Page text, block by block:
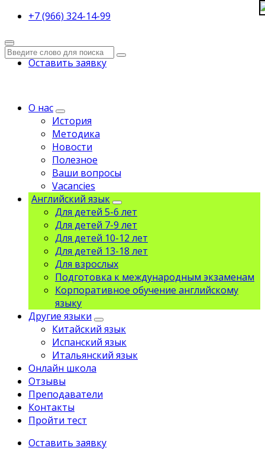
+7 (966) 324-14-99
Оставить заявку
О нас
История
Методика
Новости
Полезное
Ваши вопросы
Vacancies
Английский язык
Для детей 5-6 лет
Для детей 7-9 лет
Для детей 10-12 лет
Для детей 13-18 лет
Для взрослых
Подготовка к международным экзаменам
Корпоративное обучение английскому
языку
Другие языки
Китайский язык
Испанский язык
Итальянский язык
Онлайн школа
Отзывы
Преподаватели
Контакты
Пройти тест
Оставить заявку